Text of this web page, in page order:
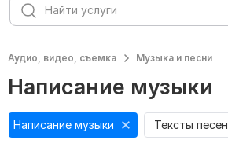
Аудио, видео, съемка Музыка и песни
Написание музыки
Написание музыки Тексты песен